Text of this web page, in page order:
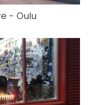
- Oulu